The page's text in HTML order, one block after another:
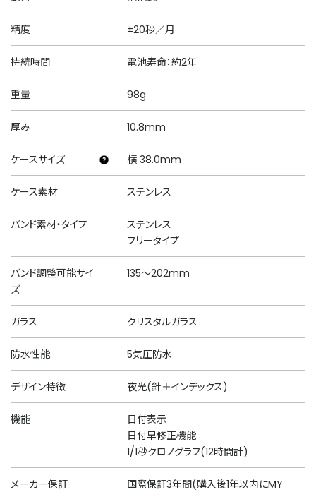
精度 ±20秒／月
持続時間 電池寿命：約2年
重量 98g
厚み 10.8mm
ケースサイズ 横 38.0mm
ケース素材 ステンレス
バンド素材・タイプ
ステンレス
フリータイプ
バンド調整可能サイ
ズ
135～202mm
ガラス クリスタルガラス
防水性能 5気圧防水
デザイン特徴 夜光(針＋インデックス)
機能
日付表示
日付早修正機能
1/1秒クロノグラフ(12時間計)
メーカー保証
国際保証3年間(購入後1年以内にMY